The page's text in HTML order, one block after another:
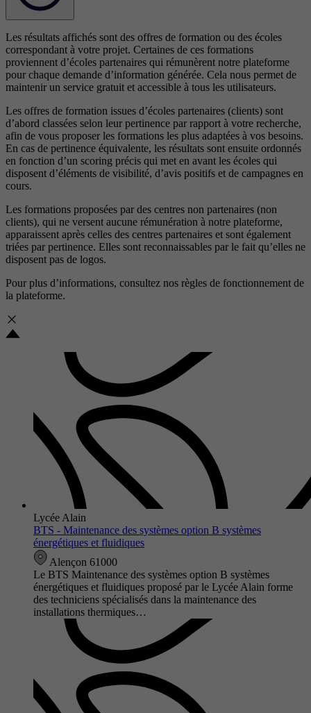
Les résultats affichés sont des offres de formation ou des écoles
correspondant à votre projet. Certaines de ces formations
proviennent d’écoles partenaires qui rémunèrent notre plateforme
pour chaque demande d’information générée. Cela nous permet de
maintenir un service gratuit et accessible à tous les utilisateurs.
Les offres de formation issues d’écoles partenaires (clients) sont
d’abord classées selon leur pertinence par rapport à votre recherche,
afin de vous proposer les formations les plus adaptées à vos besoins.
En cas de pertinence équivalente, les résultats sont ensuite ordonnés
en fonction d’un scoring précis qui met en avant les écoles qui
disposent d’éléments de visibilité, d’avis positifs et de campagnes en
cours.
Les formations proposées par des centres non partenaires (non
clients), qui ne versent aucune rémunération à notre plateforme,
apparaissent après celles des centres partenaires et sont également
triées par pertinence. Elles sont reconnaissables par le fait qu’elles ne
disposent pas de logos.
Pour plus d’informations, consultez nos règles de fonctionnement de
la plateforme.
Lycée Alain
BTS - Maintenance des systèmes option B systèmes
énergétiques et fluidiques
Alençon 61000
Le BTS Maintenance des systèmes option B systèmes
énergétiques et fluidiques proposé par le Lycée Alain forme
des techniciens spécialisés dans la maintenance des
installations thermiques…